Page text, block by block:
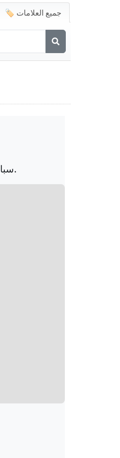
🏷️ جميع العلامات
سبايدرمان يستعد للتأرجح عبر المدينة في وضع بطل خارق كلاسيكي، مع زيه الأيقوني الذي يتلألأ ضد سماء الصباح.